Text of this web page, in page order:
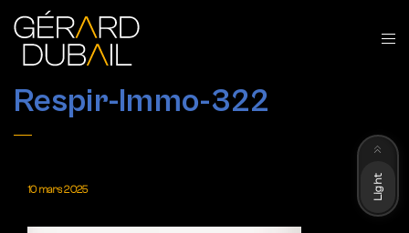
Respir-Immo-322
10 mars 2025 Light
Dark